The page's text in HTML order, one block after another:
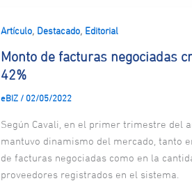
Artículo, Destacado, Editorial
Monto de facturas negociadas
42%
eBIZ / 02/05/2022
Según Cavali, en el primer trimestre del
mantuvo dinamismo del mercado, tanto
de facturas negociadas como en la
proveedores registrados en el sistema.